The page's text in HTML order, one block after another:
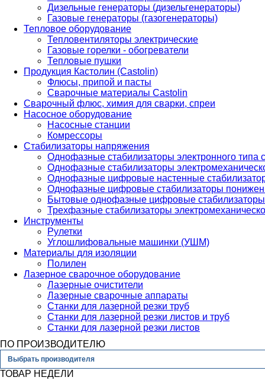
Дизельные генераторы (дизельгенераторы)
Газовые генераторы (газогенераторы)
Тепловое оборудование
Тепловентиляторы электрические
Газовые горелки - обогреватели
Тепловые пушки
Продукция Кастолин (Castolin)
Флюсы, припой и пасты
Сварочные материалы Castolin
Сварочный флюс, химия для сварки, спреи
Насосное оборудование
Насосные станции
Комрессоры
Стабилизаторы напряжения
Однофазные стабилизаторы электронного
Однофазные стабилизаторы
Однофазные цифровые настенные
Однофазные цифровые стабилизаторы
Бытовые однофазные цифровые стабилизаторы
Трехфазные стабилизаторы
Инструменты
Рулетки
Углошлифовальные машинки (УШМ)
Материалы для изоляции
Полилен
Лазерное сварочное оборудование
Лазерные очистители
Лазерные сварочные аппараты
Станки для лазерной резки труб
Станки для лазерной резки листов и труб
Станки для лазерной резки листов
ПО ПРОИЗВОДИТЕЛЮ
Выбрать производителя
ТОВАР НЕДЕЛИ